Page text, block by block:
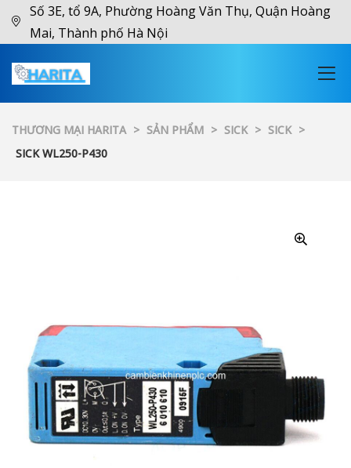
Số 3E, tổ 9A, Phường Hoàng Văn Thụ, Quận Hoàng
Mai, Thành phố Hà Nội
THƯƠNG MẠI HARITA > SẢN PHẨM > SICK > SICK >
SICK WL250-P430